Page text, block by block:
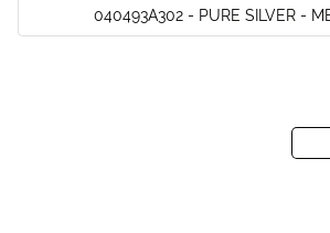
040493A302 - PURE SILVER -